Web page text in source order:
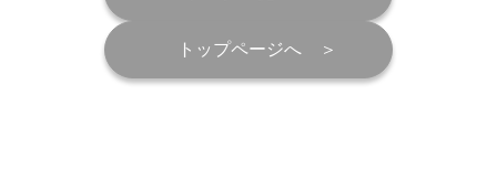
トップページへ